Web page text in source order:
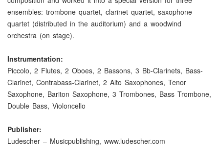
ensembles: trombone quartet, clarinet quartet, saxophone
quartet (distributed in the auditorium) and a woodwind
orchestra (on stage).
Instrumentation:
Piccolo, 2 Flutes, 2 Oboes, 2 Bassons, 3 Bb-Clarinets, Bass-
Clarinet, Contrabass-Clarinet, 2 Alto Saxophones, Tenor
Saxophone, Bariton Saxophone, 3 Trombones, Bass Trombone,
Double Bass, Violoncello
Publisher:
Ludescher – Musicpublishing, www.ludescher.com